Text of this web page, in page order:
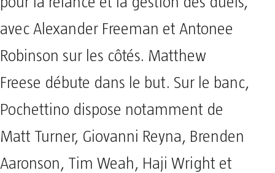
avec Alexander Freeman et Antonee
Robinson sur les côtés. Matthew
Freese débute dans le but. Sur le banc,
Pochettino dispose notamment de
Matt Turner, Giovanni Reyna, Brenden
Aaronson, Tim Weah, Haji Wright et